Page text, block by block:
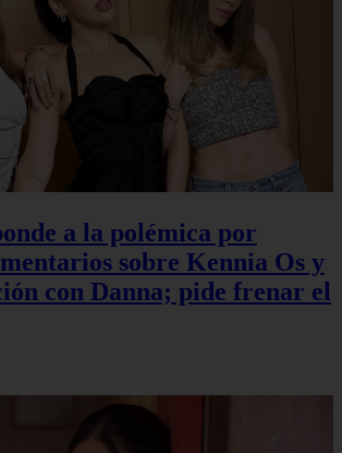
a la polémica por
sobre Kennia Os y
con Danna; pide frenar el